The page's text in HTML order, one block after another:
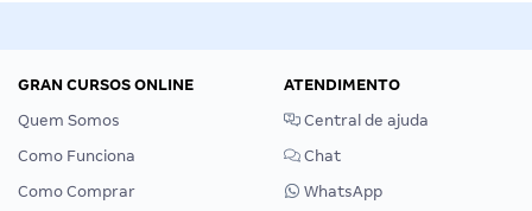
GRAN CURSOS ONLINE
Quem Somos
Como Funciona
Como Comprar
ATENDIMENTO
Central de ajuda
Chat
WhatsApp